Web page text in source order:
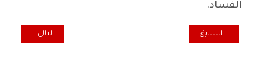
الفساد.
المقال السابق: متى يتحرر السياسيون من الوصاية
السابق المقال التالي:
التالي